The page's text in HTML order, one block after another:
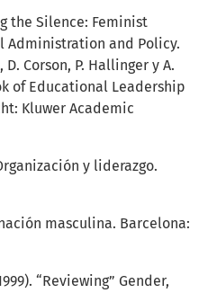
the Silence: Feminist
Administration and Policy.
Corson, P. Hallinger y A.
of Educational Leadership
Kluwer Academic
y liderazgo.
masculina. Barcelona:
“Reviewing” Gender,